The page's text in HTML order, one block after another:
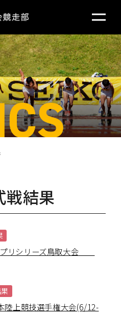
戦結果
プリシリーズ鳥取大会
陸上競技選手権大会(6/12-